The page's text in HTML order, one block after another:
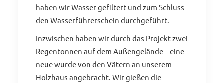
haben wir Wasser gefiltert und zum Schluss
den Wasserführerschein durchgeführt.
Inzwischen haben wir durch das Projekt zwei
Regentonnen auf dem Außengelände – eine
neue wurde von den Vätern an unserem
Holzhaus angebracht. Wir gießen die